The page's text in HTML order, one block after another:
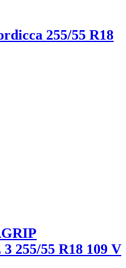
255/55 R18
3 255/55 R18 109 V